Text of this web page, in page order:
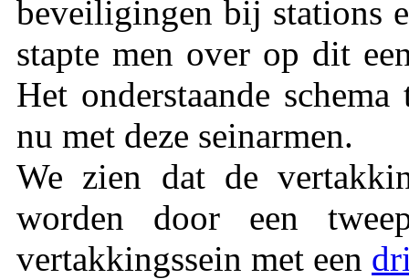
beveiligingen bij stations
stapte men over op dit
Het onderstaande
nu met deze seinarmen.
We zien dat de
worden door een
vertakkingssein met een